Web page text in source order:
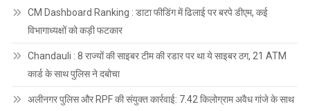
CM Dashboard Ranking : डाटा फीडिंग में ढिलाई पर बरपे डीएम, कई
विभागाध्यक्षों को कड़ी फटकार
Chandauli : 8 राज्यों की साइबर टीम की रडार पर था ये साइबर ठग, 21 ATM
कार्ड के साथ पुलिस ने दबोचा
अलीनगर पुलिस और RPF की संयुक्त कार्रवाई: 7.42 किलोग्राम अवैध गांजे के साथ